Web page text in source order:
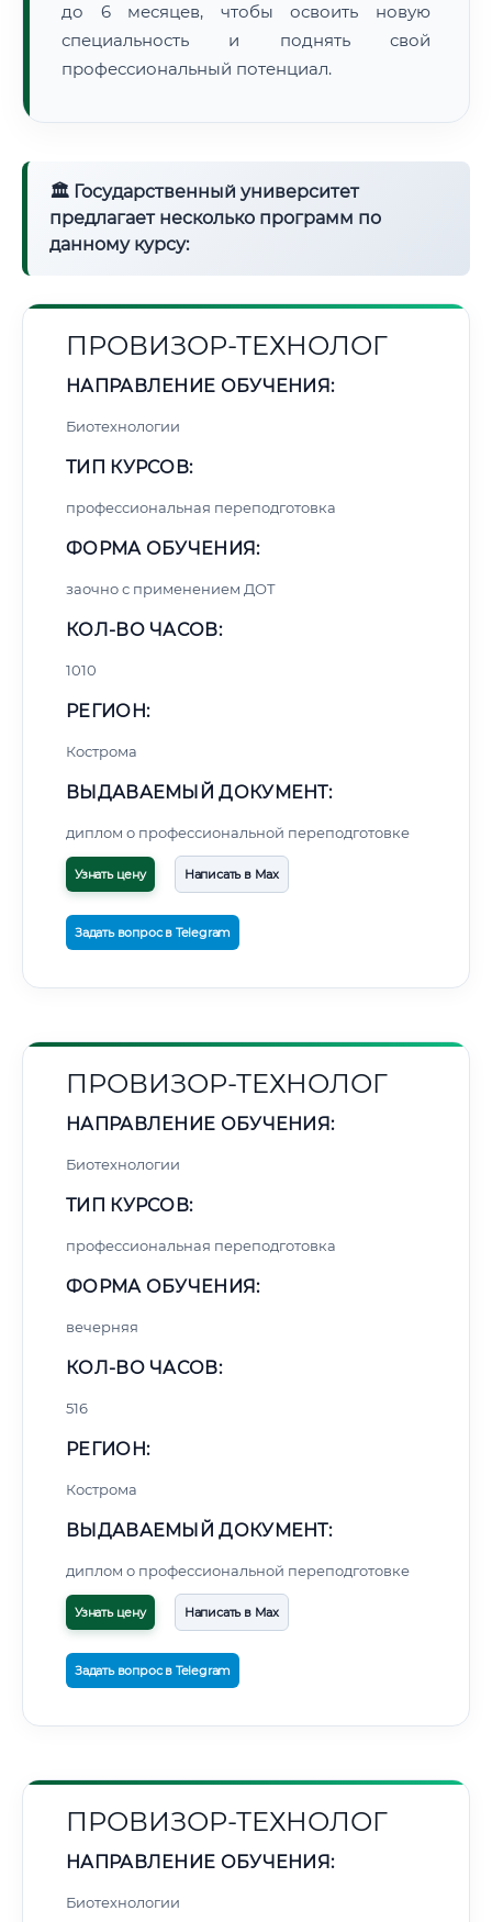
до 6 месяцев, чтобы освоить новую
специальность и поднять свой
профессиональный потенциал.
🏛 Государственный университет
предлагает несколько программ по
данному курсу:
ПРОВИЗОР-ТЕХНОЛОГ
НАПРАВЛЕНИЕ ОБУЧЕНИЯ:
Биотехнологии
ТИП КУРСОВ:
профессиональная переподготовка
ФОРМА ОБУЧЕНИЯ:
заочно с применением ДОТ
КОЛ-ВО ЧАСОВ:
1010
РЕГИОН:
Кострома
ВЫДАВАЕМЫЙ ДОКУМЕНТ:
диплом о профессиональной переподготовке
Узнать цену Написать в Max
Задать вопрос в Telegram
ПРОВИЗОР-ТЕХНОЛОГ
НАПРАВЛЕНИЕ ОБУЧЕНИЯ:
Биотехнологии
ТИП КУРСОВ:
профессиональная переподготовка
ФОРМА ОБУЧЕНИЯ:
вечерняя
КОЛ-ВО ЧАСОВ:
516
РЕГИОН:
Кострома
ВЫДАВАЕМЫЙ ДОКУМЕНТ:
диплом о профессиональной переподготовке
Узнать цену Написать в Max
Задать вопрос в Telegram
ПРОВИЗОР-ТЕХНОЛОГ
НАПРАВЛЕНИЕ ОБУЧЕНИЯ:
Биотехнологии